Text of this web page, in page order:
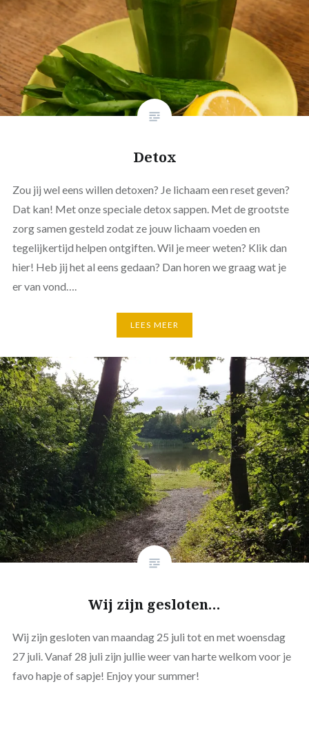
Detox
Zou jij wel eens willen detoxen? Je lichaam een reset geven?
Dat kan! Met onze speciale detox sappen. Met de grootste
zorg samen gesteld zodat ze jouw lichaam voeden en
tegelijkertijd helpen ontgiften. Wil je meer weten? Klik dan
hier! Heb jij het al eens gedaan? Dan horen we graag wat je
er van vond….
LEES MEER
Wij zijn gesloten…
Wij zijn gesloten van maandag 25 juli tot en met woensdag
27 juli. Vanaf 28 juli zijn jullie weer van harte welkom voor je
favo hapje of sapje! Enjoy your summer!